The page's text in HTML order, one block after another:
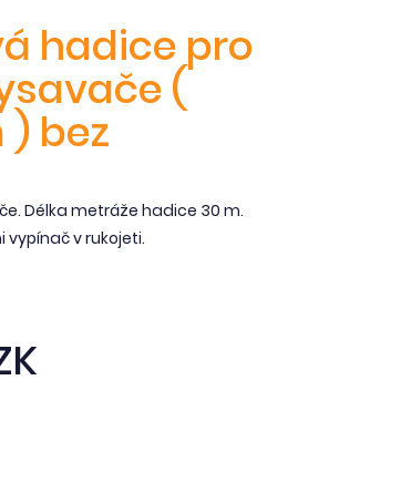
hadice pro
(
bez
Délka metráže hadice 30 m.
vypínač v rukojeti.